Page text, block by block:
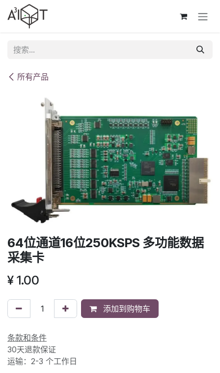
跳至内容
所有产品
64位通道16位250KSPS 多功能数据
采集卡
¥ 1.00
添加到购物车
条款和条件
30天退款保证
运输：2-3 个工作日